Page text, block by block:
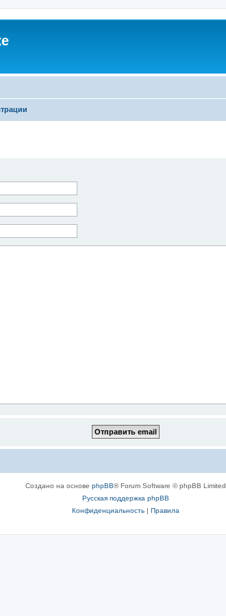
Создано на основе phpBB® Forum Software © phpBB Limited
Русская поддержка phpBB
Конфиденциальность| Правила